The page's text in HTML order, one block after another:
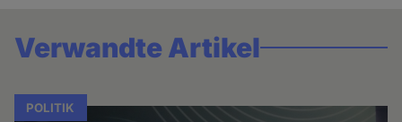
Verwandte Artikel
POLITIK